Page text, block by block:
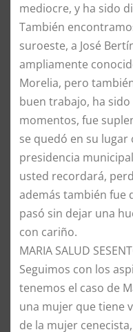
mediocre, y ha sido
​También
suroeste, a José
ampliamente
Morelia, pero
buen trabajo, ha
momentos, fue
se quedó en su lugar
presidencia
usted recordará,
además también fue
pasó sin dejar una
con cariño.
​MARIA SALUD
​Seguimos con los
tenemos el caso de
una mujer que tiene
de la mujer